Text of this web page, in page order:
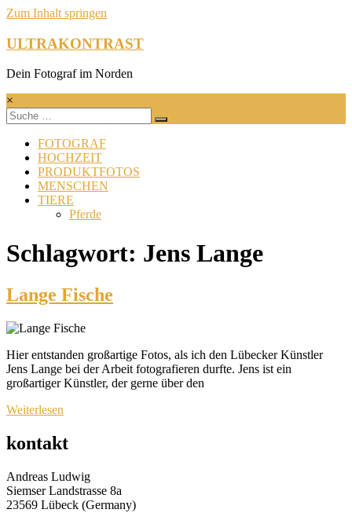
Zum Inhalt springen
ULTRAKONTRAST
Dein Fotograf im Norden
×
FOTOGRAF
HOCHZEIT
PRODUKTFOTOS
MENSCHEN
TIERE
Pferde
Schlagwort: Jens Lange
Lange Fische
Hier entstanden großartige Fotos, als ich den Lübecker Künstler
Jens Lange bei der Arbeit fotografieren durfte. Jens ist ein
großartiger Künstler, der gerne über den
Weiterlesen
kontakt
Andreas Ludwig
Siemser Landstrasse 8a
23569 Lübeck (Germany)